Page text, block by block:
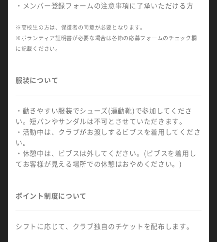
・メンバー登録フォームの注意事項に了承いただける方
※高校生の方は、保護者の同意が必要となります。
※ボランティア証明書が必要な場合は各節の応募フォームのチェック欄
に記載ください。
服装について
・動きやすい服装でシューズ(運動靴)で参加してくださ
い。短パンやサンダルは不可とさせていただきます。
・活動中は、クラブがお渡しするビブスを着用してくださ
い。
・休憩中は、ビブスは外してください。(ビブスを着用し
てお客様が見える場所での休憩はおやめください。)
ポイント制度について
シフトに応じて、クラブ独自のチケットを配布します。